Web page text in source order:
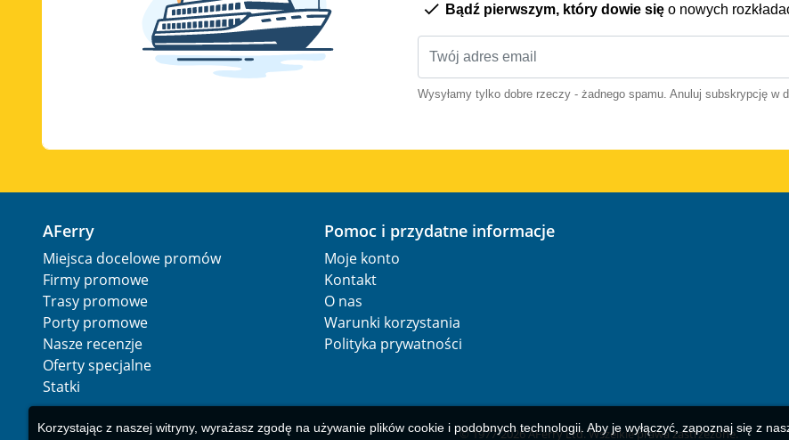
Bądź pierwszym, który dowie się o nowych
Wysyłamy tylko dobre rzeczy - żadnego spamu. Anuluj subskrypcję w
AFerry
Miejsca docelowe promów
Firmy promowe
Trasy promowe
Porty promowe
Nasze recenzje
Oferty specjalne
Statki
Pomoc i przydatne informacje
Moje konto
Kontakt
O nas
Warunki korzystania
Polityka prywatności
© 1977-2026AFerry Ltd. Wszelkie prawa zastrzeżone.
Korzystając z naszej witryny, wyrażasz zgodę na używanie plików cookie i podobnych technologii. Aby je wyłączyć, zapoznaj się z